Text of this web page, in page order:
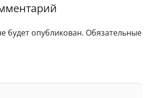
будет опубликован. Обязательные